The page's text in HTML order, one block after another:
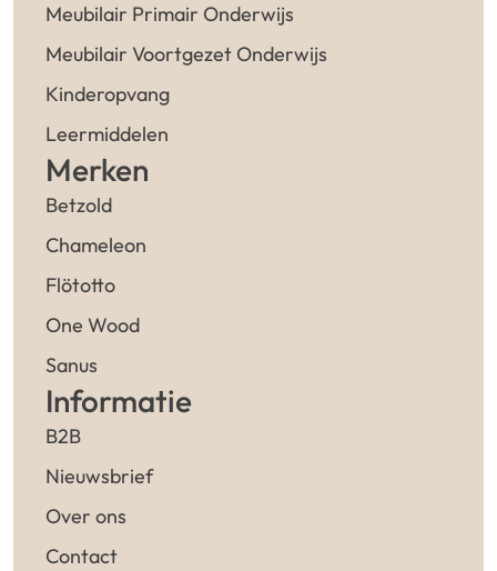
Meubilair Primair Onderwijs
Meubilair Voortgezet Onderwijs
Kinderopvang
Leermiddelen
Merken
Betzold
Chameleon
Flötotto
One Wood
Sanus
Informatie
B2B
Nieuwsbrief
Over ons
Contact